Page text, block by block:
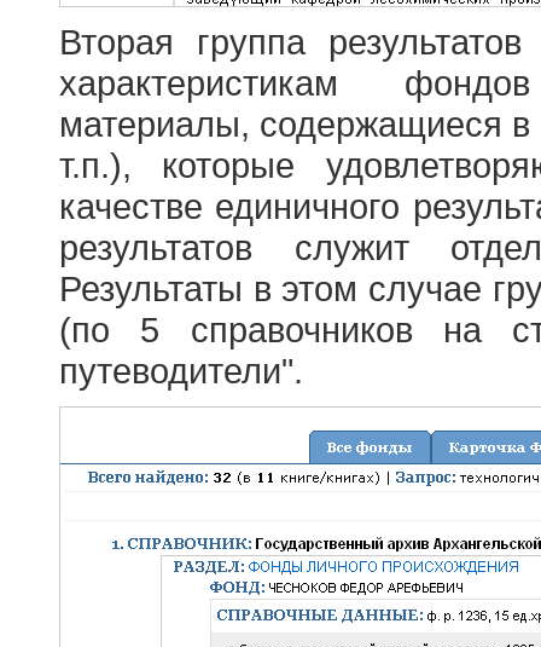
Вторая группа
характеристикам
материалы, содержащиеся в
т.п.), которые
качестве единичного
результатов служит
Результаты в этом случае
(по 5 справочников на
путеводители".